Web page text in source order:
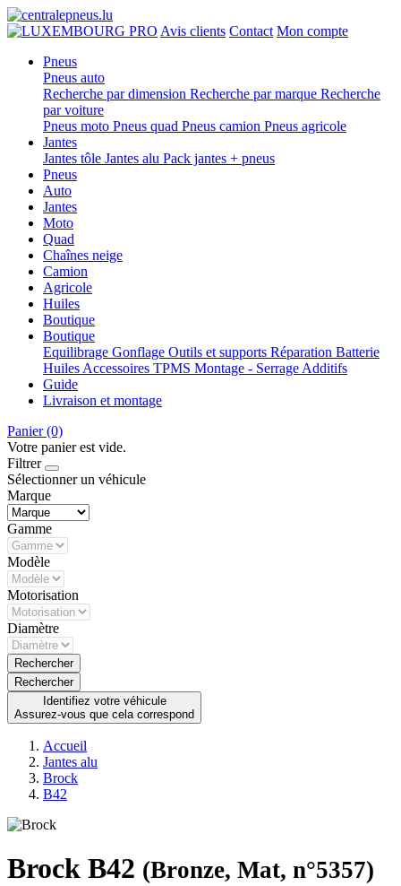
PRO Avis clients Contact Mon compte
Pneus
Pneus auto
Recherche par dimension Recherche par marque Recherche
par voiture
Pneus moto Pneus quad Pneus camion Pneus agricole
Jantes
Jantes tôle Jantes alu Pack jantes + pneus
Pneus
Auto
Jantes
Moto
Quad
Chaînes neige
Camion
Agricole
Huiles
Boutique
Boutique
Equilibrage Gonflage Outils et supports Réparation Batterie
Huiles Accessoires TPMS Montage - Serrage Additifs
Guide
Livraison et montage
Panier (0)
Votre panier est vide.
Filtrer
Sélectionner un véhicule
Marque
Gamme
Modèle
Motorisation
Diamètre
Rechercher
Rechercher
Identifiez votre véhicule
Assurez-vous que cela correspond
Accueil
Jantes alu
Brock
B42
Brock B42 (Bronze, Mat, n°5357)